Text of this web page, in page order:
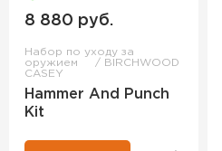
8 880 руб.
Набор по уходу за
оружием
BIRCHWOOD
CASEY
Hammer And Punch
Kit